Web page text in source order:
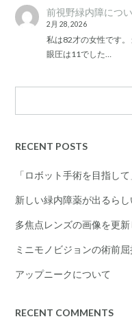
前視野緑内障につ
2月 28, 2026
私は82才の女性です。
眼圧は11でした…
RECENT POSTS
「ロボット手術を目指し
新しい緑内障薬が出るらし
多焦点レンズの画像を更
ミニモノビジョンの術前
アップニークについて
RECENT COMMENTS